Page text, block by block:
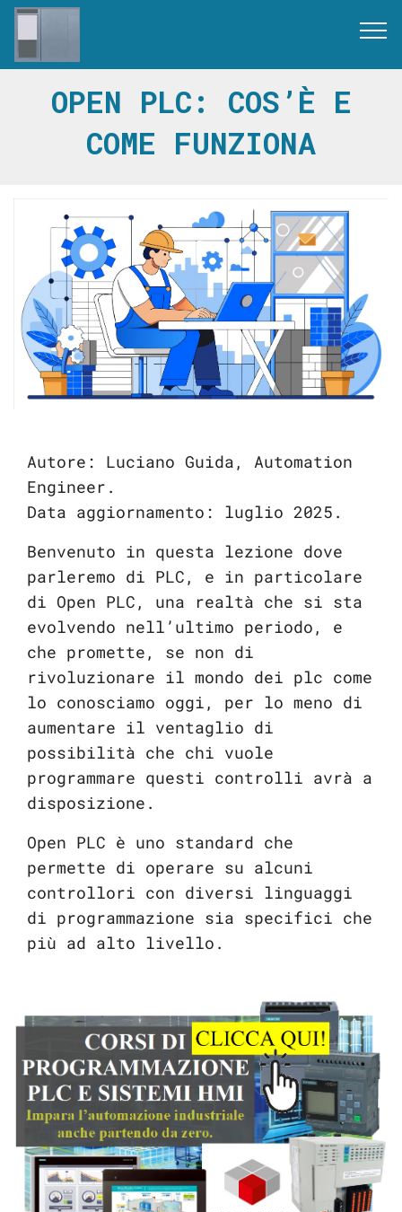
OPEN PLC: COS’È E
COME FUNZIONA
Autore: Luciano Guida, Automation
Engineer.
Data aggiornamento: luglio 2025.
Benvenuto in questa lezione dove
parleremo di PLC, e in particolare
di Open PLC, una realtà che si sta
evolvendo nell’ultimo periodo, e
che promette, se non di
rivoluzionare il mondo dei plc come
lo conosciamo oggi, per lo meno di
aumentare il ventaglio di
possibilità che chi vuole
programmare questi controlli avrà a
disposizione.
Open PLC è uno standard che
permette di operare su alcuni
controllori con diversi linguaggi
di programmazione sia specifici che
più ad alto livello.